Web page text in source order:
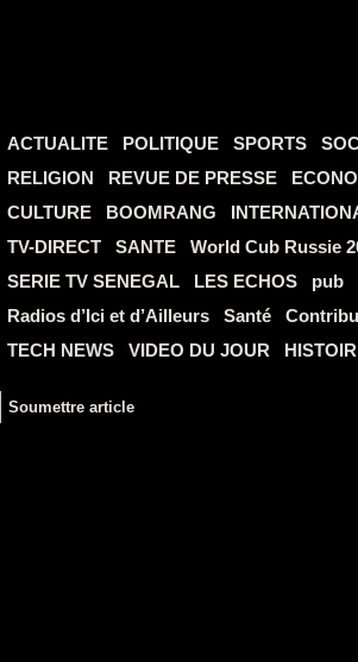
ACTUALITE POLITIQUE SPORTS
RELIGION
REVUE DE PRESSE
CULTURE
BOOMRANG
TV-DIRECT
SANTE
World Cub Russie
SERIE TV SENEGAL
LES ECHOS
pub
Radios d’Ici et d’Ailleurs
Santé
TECH NEWS
VIDEO DU JOUR
Soumettre article